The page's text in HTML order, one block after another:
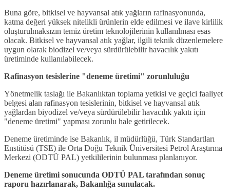
Buna göre, bitkisel ve hayvansal atık yağların rafinasyonunda,
katma değeri yüksek nitelikli ürünlerin elde edilmesi ve ilave kirlilik
oluşturulmaksızın temiz üretim teknolojilerinin kullanılması esas
olacak. Bitkisel ve hayvansal atık yağlar, ilgili teknik düzenlemelere
uygun olarak biodizel ve/veya sürdürülebilir havacılık yakıtı
üretiminde kullanılabilecek.
Rafinasyon tesislerine "deneme üretimi" zorunluluğu
Yönetmelik taslağı ile Bakanlıktan toplama yetkisi ve geçici faaliyet
belgesi alan rafinasyon tesislerinin, bitkisel ve hayvansal atık
yağlardan biyodizel ve/veya sürdürülebilir havacılık yakıtı için
"deneme üretimi" yapması zorunlu hale getirilecek.
Deneme üretiminde ise Bakanlık, il müdürlüğü, Türk Standartları
Enstitüsü (TSE) ile Orta Doğu Teknik Üniversitesi Petrol Araştırma
Merkezi (ODTÜ PAL) yetkililerinin bulunması planlanıyor.
Deneme üretimi sonucunda ODTÜ PAL tarafından sonuç
raporu hazırlanarak, Bakanlığa sunulacak.